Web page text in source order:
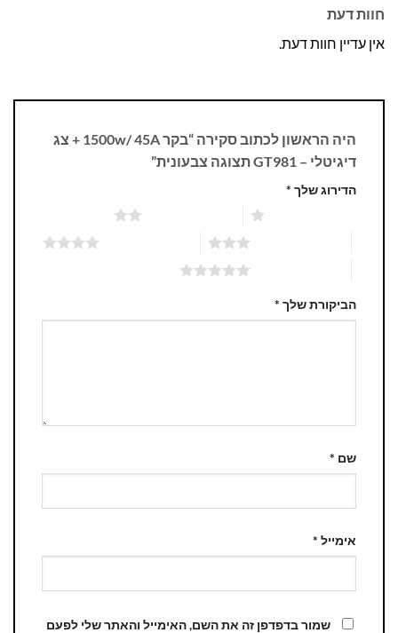
חוות דעת
אין עדיין חוות דעת.
היה הראשון לכתוב סקירה “בקר 1500w/ 45A + צג
דיגיטלי – GT981 תצוגה צבעונית”
הדירוג שלך *
הביקורת שלך *
שם *
אימייל *
שמור בדפדפן זה את השם, האימייל והאתר שלי לפעם